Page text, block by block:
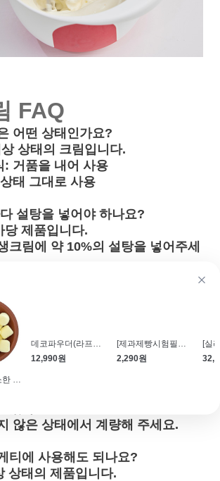
FAQ
어떤 상태인가요?
상태 의 크림입니다.
: 거품을 내어 사용
태 그대로 사용
설탕을 넣어야 하나요?
당 제품입니다.
크림에 약 10%의 설탕을 넣어주세
니다.
릿에 사용해도 되나요?
에 적합한 생크림입니다.
에 굳히는 초콜릿에는 생크림을 넣
지지 않으니 주의하세요!
운 가나슈 필링, 케이크, 타르틀렛
않은 상태 에서 계량해 주세요.
티에 사용해도 되나요?
상태의 제품입니다.